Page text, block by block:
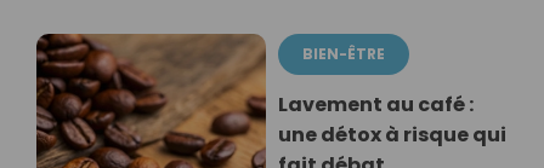
BIEN-ÊTRE
Lavement au café :
une détox à risque qui